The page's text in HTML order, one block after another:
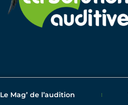
Le Magʼ de l’audition